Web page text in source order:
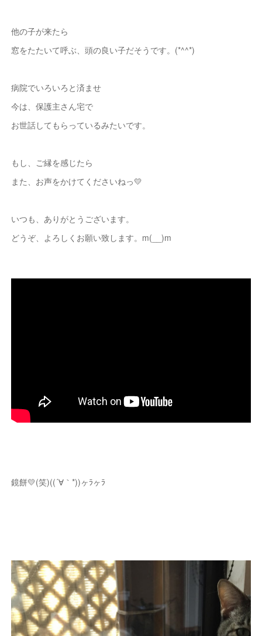
他の子が来たら
窓をたたいて呼ぶ、頭の良い子だそうです。(*^^*)
病院でいろいろと済ませ
今は、保護主さん宅で
お世話してもらっているみたいです。
もし、ご縁を感じたら
また、お声をかけてくださいねっ💛
いつも、ありがとうございます。
どうぞ、よろしくお願い致します。m(__)m
鏡餅💛(笑)((´∀｀*))ヶﾗヶﾗ